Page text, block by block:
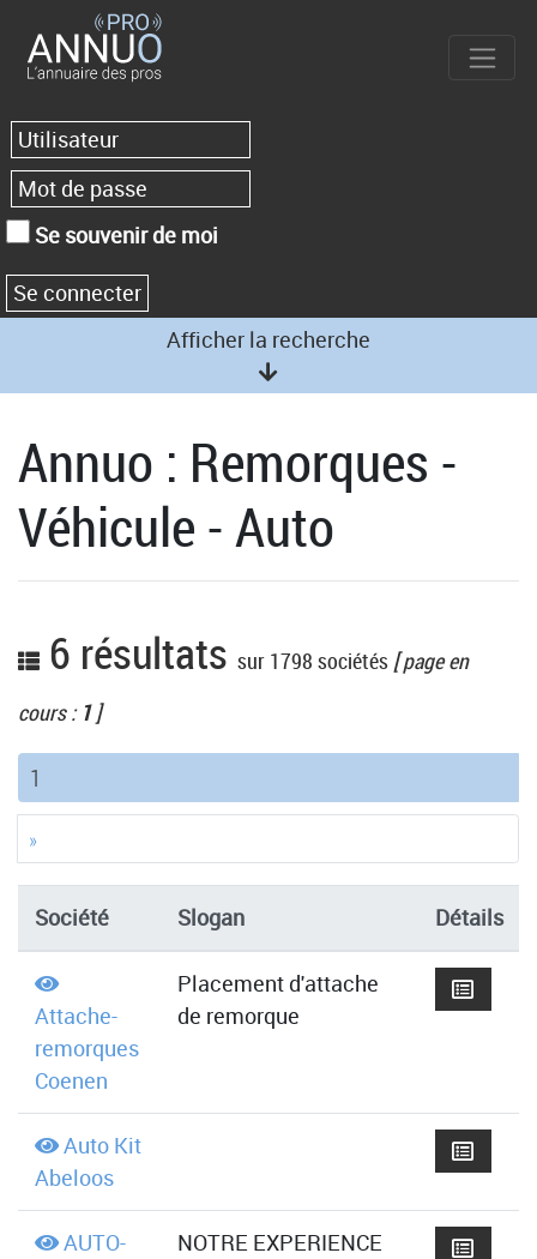
Se souvenir de moi
Afficher la recherche
Annuo : Remorques -
Véhicule - Auto
6 résultats sur 1798 sociétés [ page en
cours : 1]
1
»
Société Slogan Détails
Attache-
remorques
Coenen
Placement d'attache
de remorque
Auto Kit
Abeloos
AUTO-
NOTRE EXPERIENCE